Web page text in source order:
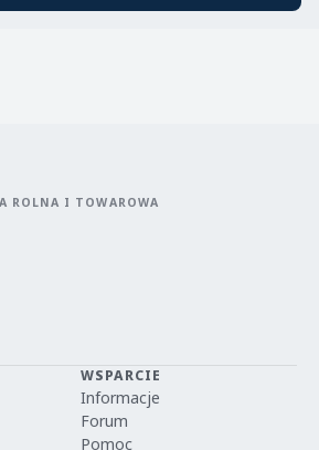
ROLNA I TOWAROWA
WSPARCIE
Informacje
Forum
Pomoc